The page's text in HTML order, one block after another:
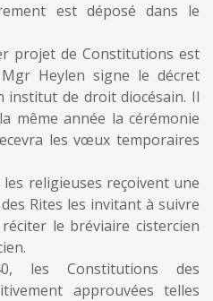
est déposé dans le
projet de Constitutions est
Heylen signe le décret
institut de droit diocésain. Il
même année la cérémonie
les vœux temporaires
les religieuses reçoivent une
Rites les invitant à suivre
le bréviaire cistercien
les Constitutions des
approuvées telles